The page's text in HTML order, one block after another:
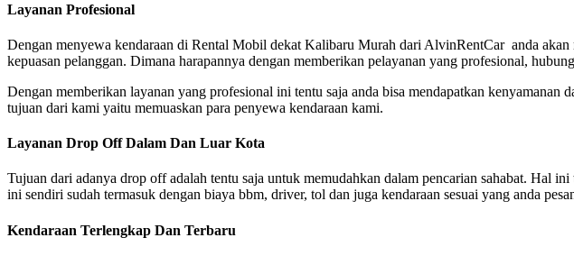
Layanan Profesional
Dengan menyewa kendaraan di Rental Mobil dekat Kalibaru Murah dari AlvinRentCar anda
kepuasan pelanggan. Dimana harapannya dengan memberikan pelayanan yang profesional,
Dengan memberikan layanan yang profesional ini tentu saja anda bisa mendapatkan kenyamanan
tujuan dari kami yaitu memuaskan para penyewa kendaraan kami.
Layanan Drop Off Dalam Dan Luar Kota
Tujuan dari adanya drop off adalah tentu saja untuk memudahkan dalam pencarian sahabat. Hal
ini sendiri sudah termasuk dengan biaya bbm, driver, tol dan juga kendaraan sesuai yang anda
Kendaraan Terlengkap Dan Terbaru